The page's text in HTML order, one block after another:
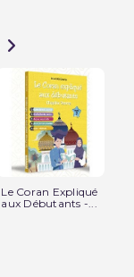
Le Coran Expliqué
aux Débutants -...